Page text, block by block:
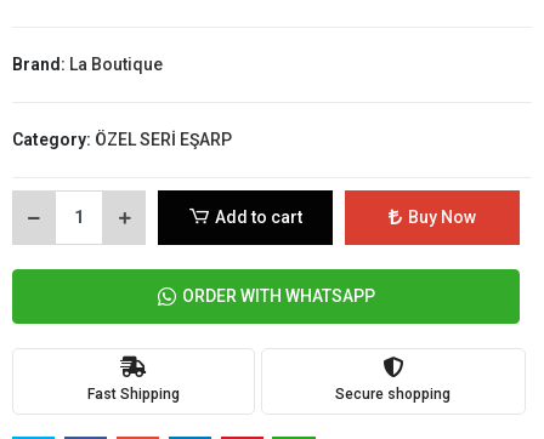
Brand: La Boutique
Category: ÖZEL SERİ EŞARP
Add to cart Buy Now
ORDER WITH WHATSAPP
Fast Shipping Secure shopping